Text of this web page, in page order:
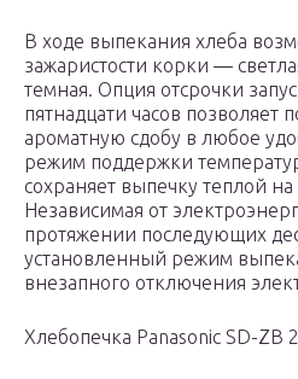
В ходе выпекания хлеба
зажаристости корки —
темная. Опция отсрочки
пятнадцати часов позволяет
ароматную сдобу в любое
режим поддержки
сохраняет выпечку теплой
Независимая от
протяжении последующих
установленный режим
внезапного отключения
Хлебопечка Panasonic SD-ZB